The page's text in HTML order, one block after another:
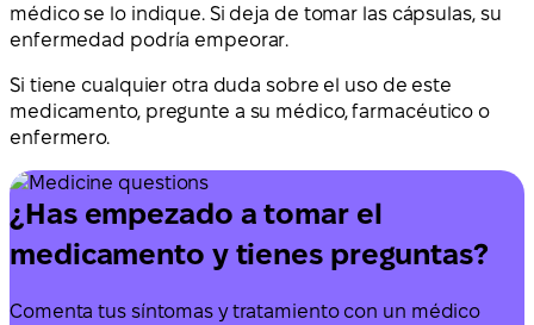
médico se lo indique. Si deja de tomar las cápsulas, su
enfermedad podría empeorar.
Si tiene cualquier otra duda sobre el uso de este
medicamento, pregunte a su médico, farmacéutico o
enfermero.
¿Has empezado a tomar el
medicamento y tienes preguntas?
Comenta tus síntomas y tratamiento con un médico